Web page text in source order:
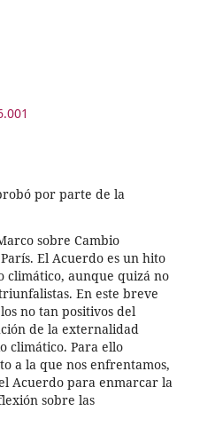
por parte de la
sobre Cambio
El Acuerdo es un hito
climático, aunque quizá no
En este breve
no tan positivos del
de la externalidad
climático. Para ello
a la que nos enfrentamos,
Acuerdo para enmarcar la
sobre las